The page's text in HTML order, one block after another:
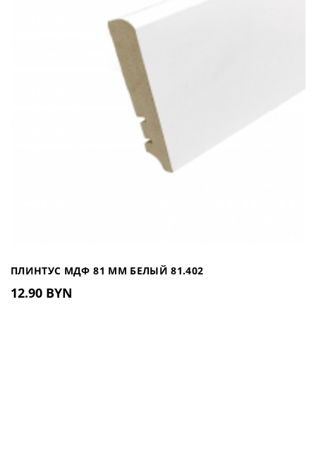
ПЛИНТУС МДФ 81 ММ БЕЛЫЙ 81.402
12.90 BYN